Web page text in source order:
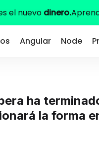
el nuevo dinero.
Angular Node
ha
la forma